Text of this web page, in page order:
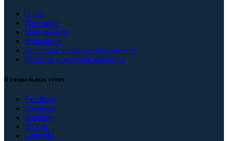
О нас
Контакты
Мой аккаунт
Избранное
Политика конфиденциальности
Правила и условия магазина
В социальных сетях
Facebook
Instagram
Youtube
TikTok
LinkedId